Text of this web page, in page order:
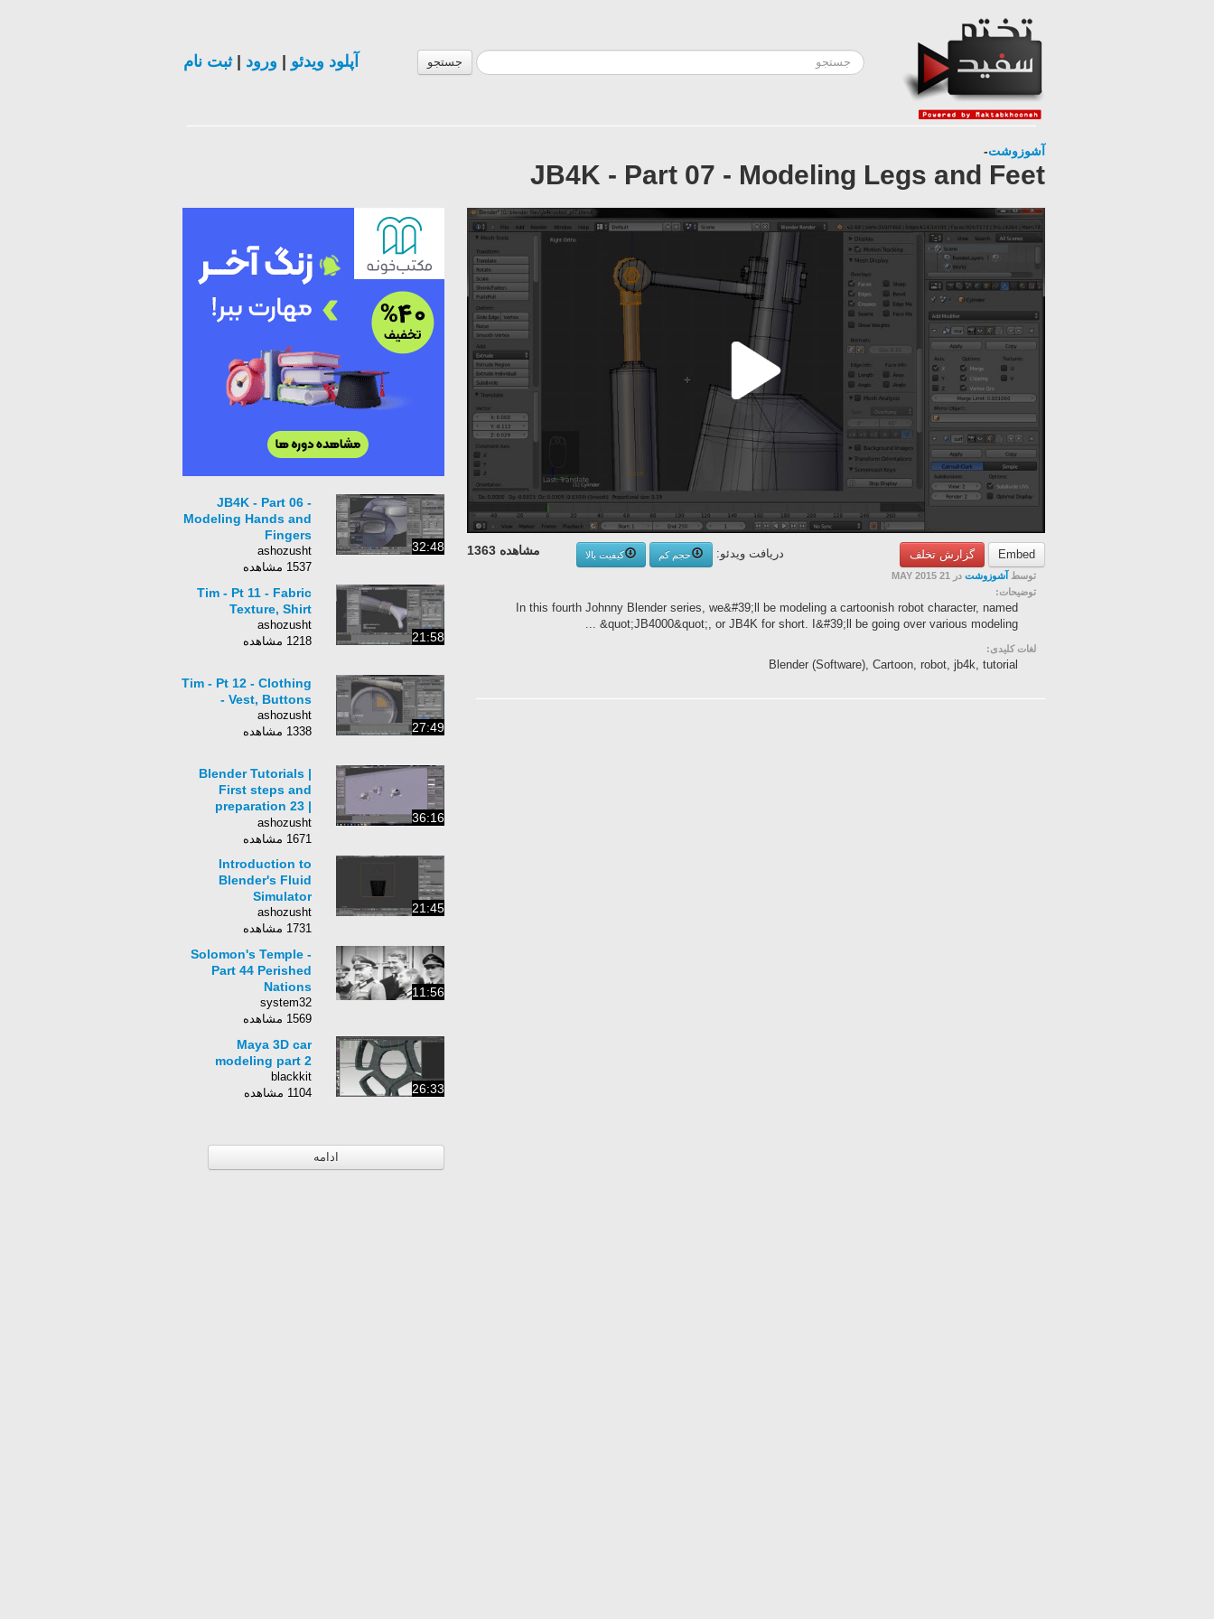
جستجو آپلود ویدئو ورود |ثبت نام
آشوزوشت-
JB4K - Part 07 - Modeling Legs and Feet
Embed گزارش تخلف مشاهده 1363 دریافت ویدئو: حجم کم
کیفیت بالا
توسط آشوزوشت در 21 MAY 2015
توضیحات:
In this fourth Johnny Blender series, we&#39;ll be modeling a cartoonish robot character, named
&quot;JB4000&quot;, or JB4K for short. I&#39;ll be going over various modeling ...
لغات کلیدی:
Blender (Software), Cartoon, robot, jb4k, tutorial
32:48
JB4K - Part 06 -
Modeling Hands and
Fingers
ashozusht
1537 مشاهده
21:58
Tim - Pt 11 - Fabric
Texture, Shirt
ashozusht
1218 مشاهده
27:49
Tim - Pt 12 - Clothing
- Vest, Buttons
ashozusht
1338 مشاهده
36:16
Blender Tutorials |
First steps and
preparation 23 |
Recreate Final with
Ren
ashozusht
1671 مشاهده
21:45
Introduction to
Blender's Fluid
Simulator
ashozusht
1731 مشاهده
11:56
Solomon's Temple -
Part 44 Perished
Nations
system32
1569 مشاهده
26:33
Maya 3D car
modeling part 2
blackkit
1104 مشاهده
ادامه